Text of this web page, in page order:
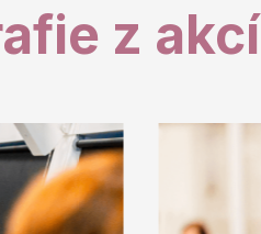
z akcí